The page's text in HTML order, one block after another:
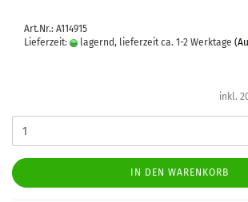
Art.Nr.: A114915
Lieferzeit:
lagernd, lieferzeit ca. 1-2 Werktage
inkl.
IN DEN WARENKORB